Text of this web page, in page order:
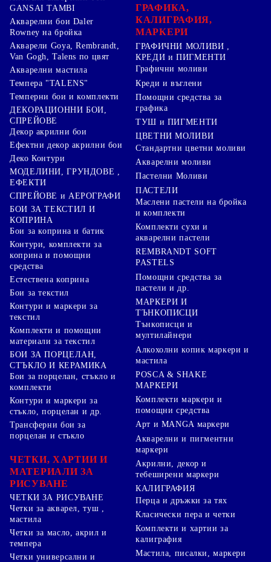
GANSAI TAMBI
Акварелни бои Daler
Rowney на бройка
Акварели Goya, Rembrandt,
Van Gogh, Talens по цвят
Акварелни мастила
Темпера "TALENS"
Темперни бои и комплекти
ДЕКОРАЦИОННИ БОИ,
СПРЕЙОВЕ
Декор акрилни бои
Ефектни декор акрилни бои
Деко Контури
МОДЕЛИНИ, ГРУНДОВЕ ,
ЕФЕКТИ
СПРЕЙОВЕ и АЕРОГРАФИ
БОИ ЗА ТЕКСТИЛ И
КОПРИНА
Бои за коприна и батик
Контури, комплекти за
коприна и помощни
средства
Естествена коприна
Бои за текстил
Контури и маркери за
текстил
Комплекти и помощни
материали за текстил
БОИ ЗА ПОРЦЕЛАН,
СТЪКЛО И КЕРАМИКА
Бои за порцелан, стъкло и
комплекти
Контури и маркери за
стъкло, порцелан и др.
Трансферни бои за
порцелан и стъкло
ЧЕТКИ, ХАРТИИ И
МАТЕРИАЛИ ЗА
РИСУВАНЕ
ЧЕТКИ ЗА РИСУВАНЕ
Четки за акварел, туш ,
мастила
Четки за масло, акрил и
темпера
Четки универсални и
ГРАФИКА,
КАЛИГРАФИЯ,
МАРКЕРИ
ГРАФИЧНИ МОЛИВИ ,
КРЕДИ и ПИГМЕНТИ
Графични моливи
Креди и въглени
Помощни средства за
графика
ТУШ и ПИГМЕНТИ
ЦВЕТНИ МОЛИВИ
Стандартни цветни моливи
Акварелни моливи
Пастелни Моливи
ПАСТЕЛИ
Маслени пастели на бройка
и комплекти
Комплекти сухи и
акварелни пастели
REMBRANDT SOFT
PASTELS
Помощни средства за
пастели и др.
МАРКЕРИ И
ТЪНКОПИСЦИ
Тънкописци и
мултилайнери
Алкохолни копик маркери и
мастила
POSCA & SHAKE
МАРКЕРИ
Комплекти маркери и
помощни средства
Арт и MANGA маркери
Акварелни и пигментни
маркери
Акрилни, декор и
тебеширени маркери
КАЛИГРАФИЯ
Перца и дръжки за тях
Класически пера и четки
Комплекти и хартии за
калиграфия
Мастила, писалки, маркери